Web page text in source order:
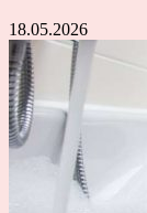
18.05.2026